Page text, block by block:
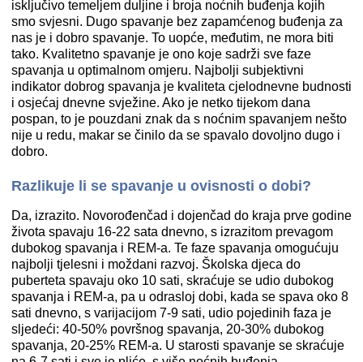
isključivo temeljem duljine i broja noćnih buđenja kojih
smo svjesni. Dugo spavanje bez zapamćenog buđenja za
nas je i dobro spavanje. To uopće, međutim, ne mora biti
tako. Kvalitetno spavanje je ono koje sadrži sve faze
spavanja u optimalnom omjeru. Najbolji subjektivni
indikator dobrog spavanja je kvaliteta cjelodnevne budnosti
i osjećaj dnevne svježine. Ako je netko tijekom dana
pospan, to je pouzdani znak da s noćnim spavanjem nešto
nije u redu, makar se činilo da se spavalo dovoljno dugo i
dobro.
Razlikuje li se spavanje u ovisnosti o dobi?
Da, izrazito. Novorođenčad i dojenčad do kraja prve godine
života spavaju 16-22 sata dnevno, s izrazitom prevagom
dubokog spavanja i REM-a. Te faze spavanja omogućuju
najbolji tjelesni i moždani razvoj. Školska djeca do
puberteta spavaju oko 10 sati, skraćuje se udio dubokog
spavanja i REM-a, pa u odrasloj dobi, kada se spava oko 8
sati dnevno, s varijacijom 7-9 sati, udio pojedinih faza je
sljedeći: 40-50% površnog spavanja, 20-30% dubokog
spavanja, 20-25% REM-a. U starosti spavanje se skraćuje